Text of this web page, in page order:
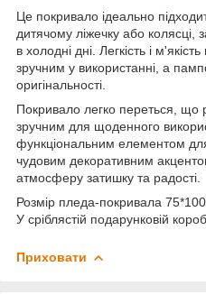
Це покривало ідеально
дитячому ліжечку або колясці,
в холодні дні. Легкість і
зручним у використанні, а
оригінальності.
Покривало легко переться, що
зручним для щоденного
функціональним елементом
чудовим декоративним
атмосферу затишку та радості.
Розмір пледа-покривала
У сріблястій подарунковій
Приховати